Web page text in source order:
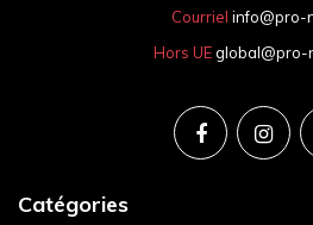
Courriel info@pro-
Hors UE global@pro-
Catégories